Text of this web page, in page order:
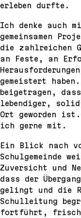
erleben durfte.
Ich denke auch
gemeinsamen
die zahlreichen
an Feste, an
gemeistert
beigetragen,
lebendiger,
Ort geworden ist.
ich gerne mit.
Ein Blick nach
Schulgemeinde
Zuversicht und
dass der
gelingt und die
Schulleitung
fortführt,